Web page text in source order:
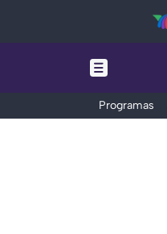
Programas